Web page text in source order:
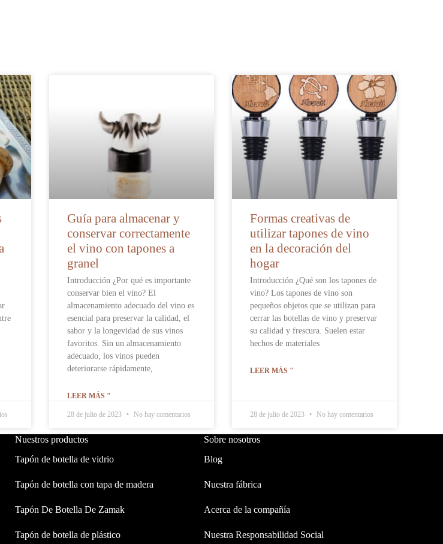
Guía para almacenar y
conservar correctamente
el vino con tapones a
granel
Introducción ¿Por qué es importante
conservar bien el vino? El
almacenamiento adecuado del vino es
esencial para preservar la calidad, el
sabor y la longevidad de sus vinos
favoritos. Sin un almacenamiento
adecuado, los vinos pueden
deteriorarse rápidamente,
LEER MÁS "
28 de julio de 2023 No hay comentarios
Formas creativas de
utilizar tapones de vino
en la decoración del
hogar
Introducción ¿Qué son los tapones de
vino? Los tapones de vino son
pequeños objetos que se utilizan para
cerrar las botellas de vino y preservar
su calidad y frescura. Suelen estar
hechos de materiales
LEER MÁS "
28 de julio de 2023 No hay comentarios
Nuestros productos
Tapón de botella de vidrio
Tapón de botella con tapa de madera
Tapón De Botella De Zamak
Tapón de botella de plástico
Sobre nosotros
Blog
Nuestra fábrica
Acerca de la compañía
Nuestra Responsabilidad Social